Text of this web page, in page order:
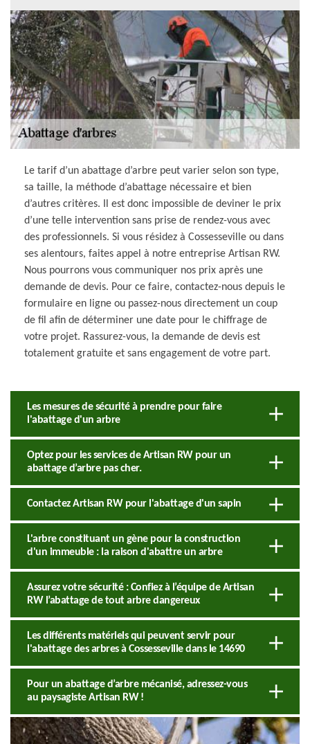
Le tarif d’un abattage d’arbre peut varier selon son type,
sa taille, la méthode d’abattage nécessaire et bien
d’autres critères. Il est donc impossible de deviner le prix
d’une telle intervention sans prise de rendez-vous avec
des professionnels. Si vous résidez à Cossesseville ou dans
ses alentours, faites appel à notre entreprise Artisan RW.
Nous pourrons vous communiquer nos prix après une
demande de devis. Pour ce faire, contactez-nous depuis le
formulaire en ligne ou passez-nous directement un coup
de fil afin de déterminer une date pour le chiffrage de
votre projet. Rassurez-vous, la demande de devis est
totalement gratuite et sans engagement de votre part.
Les mesures de sécurité à prendre pour faire
l'abattage d'un arbre
Optez pour les services de Artisan RW pour un
abattage d’arbre pas cher.
Contactez Artisan RW pour l'abattage d'un sapin
L'arbre constituant un gène pour la construction
d'un immeuble : la raison d'abattre un arbre
Assurez votre sécurité : Confiez à l’équipe de Artisan
RW l’abattage de tout arbre dangereux
Les différents matériels qui peuvent servir pour
l'abattage des arbres à Cossesseville dans le 14690
Pour un abattage d’arbre mécanisé, adressez-vous
au paysagiste Artisan RW !